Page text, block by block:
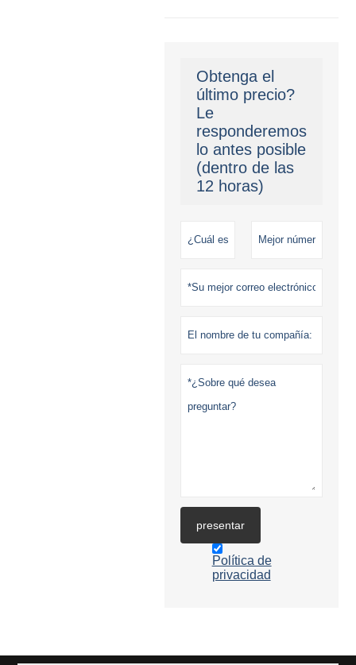
Obtenga el
último precio?
Le
responderemos
lo antes posible
(dentro de las
12 horas)
presentar
Política de
privacidad